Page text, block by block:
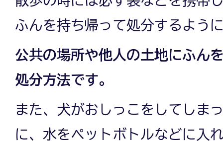
ふんを持ち帰って処分するよう
公共の場所や他人の土地にふん
処分方法です。
また、犬がおしっこをしてしま
に、水をペットボトルなどに入